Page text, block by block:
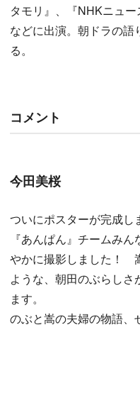
タモリ』、『NHKニュー
などに出演。朝ドラの
る。
コメント
今田美桜
ついにポスターが完成し
『あんぱん』チームみ
やかに撮影しました！
ような、朝田のぶらしさ
ます。
のぶと嵩の夫婦の物語、